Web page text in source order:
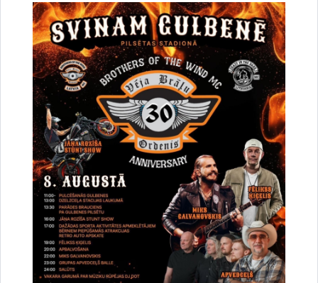
Koncerts
Datums
12. novembris, 2022
Laiks
10.00
Atrašanās vieta
Druvienas Latviskās dzīvesziņas centrs